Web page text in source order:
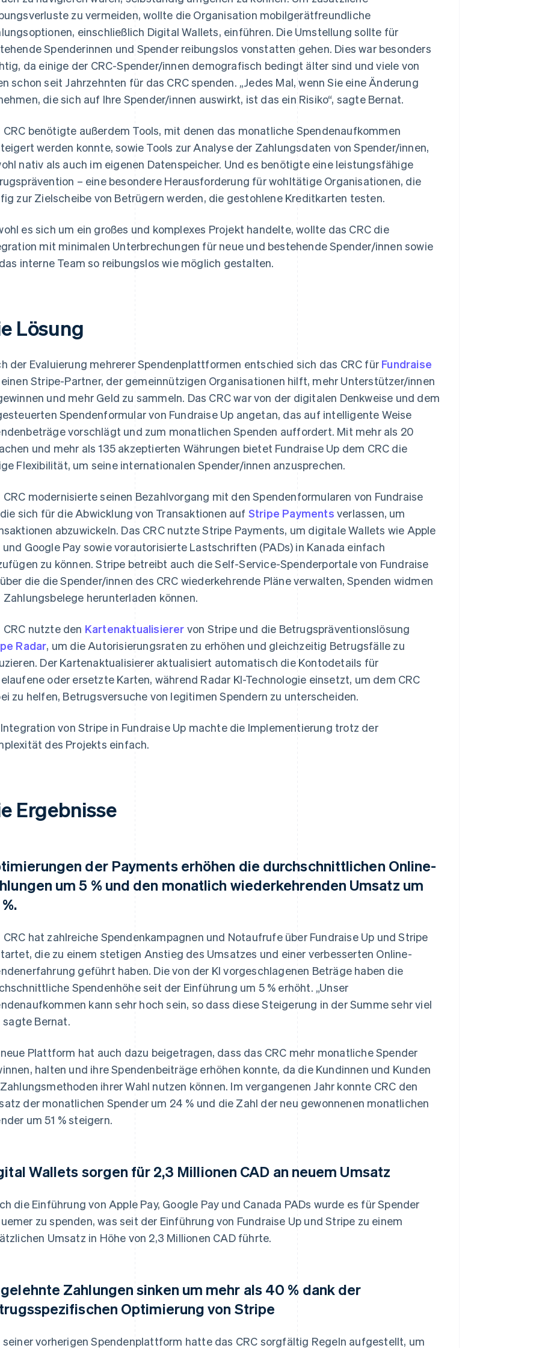
zu vermeiden, wollte die Organisation mobilgerätfreundliche
einschließlich Digital Wallets, einführen. Die Umstellung sollte für
Spenderinnen und Spender reibungslos vonstatten gehen. Dies war besonders
da einige der CRC-Spender/innen demografisch bedingt älter sind und viele von
schon seit Jahrzehnten für das CRC spenden. „Jedes Mal, wenn Sie eine Änderung
die sich auf Ihre Spender/innen auswirkt, ist das ein Risiko“, sagte Bernat.
CRC benötigte außerdem Tools, mit denen das monatliche Spendenaufkommen
werden konnte, sowie Tools zur Analyse der Zahlungsdaten von Spender/innen,
nativ als auch im eigenen Datenspeicher. Und es benötigte eine leistungsfähige
– eine besondere Herausforderung für wohltätige Organisationen, die
zur Zielscheibe von Betrügern werden, die gestohlene Kreditkarten testen.
es sich um ein großes und komplexes Projekt handelte, wollte das CRC die
mit minimalen Unterbrechungen für neue und bestehende Spender/innen sowie
interne Team so reibungslos wie möglich gestalten.
Lösung
der Evaluierung mehrerer Spendenplattformen entschied sich das CRC für Fundraise
Stripe-Partner, der gemeinnützigen Organisationen hilft, mehr Unterstützer/innen
und mehr Geld zu sammeln. Das CRC war von der digitalen Denkweise und dem
Spendenformular von Fundraise Up angetan, das auf intelligente Weise
vorschlägt und zum monatlichen Spenden auffordert. Mit mehr als 20
und mehr als 135 akzeptierten Währungen bietet Fundraise Up dem CRC die
Flexibilität, um seine internationalen Spender/innen anzusprechen.
CRC modernisierte seinen Bezahlvorgang mit den Spendenformularen von Fundraise
sich für die Abwicklung von Transaktionen auf Stripe Payments verlassen, um
abzuwickeln. Das CRC nutzte Stripe Payments, um digitale Wallets wie Apple
und Google Pay sowie vorautorisierte Lastschriften (PADs) in Kanada einfach
zu können. Stripe betreibt auch die Self-Service-Spenderportale von Fundraise
die die Spender/innen des CRC wiederkehrende Pläne verwalten, Spenden widmen
Zahlungsbelege herunterladen können.
CRC nutzte den Kartenaktualisierer von Stripe und die Betrugspräventionslösung
Radar, um die Autorisierungsraten zu erhöhen und gleichzeitig Betrugsfälle zu
Der Kartenaktualisierer aktualisiert automatisch die Kontodetails für
oder ersetzte Karten, während Radar KI-Technologie einsetzt, um dem CRC
zu helfen, Betrugsversuche von legitimen Spendern zu unterscheiden.
von Stripe in Fundraise Up machte die Implementierung trotz der
des Projekts einfach.
Ergebnisse
der Payments erhöhen die durchschnittlichen Online-
um 5 % und den monatlich wiederkehrenden Umsatz um
CRC hat zahlreiche Spendenkampagnen und Notaufrufe über Fundraise Up und Stripe
die zu einem stetigen Anstieg des Umsatzes und einer verbesserten Online-
geführt haben. Die von der KI vorgeschlagenen Beträge haben die
Spendenhöhe seit der Einführung um 5 % erhöht. „Unser
kann sehr hoch sein, so dass diese Steigerung in der Summe sehr viel
sagte Bernat.
Plattform hat auch dazu beigetragen, dass das CRC mehr monatliche Spender
halten und ihre Spendenbeiträge erhöhen konnte, da die Kundinnen und Kunden
ihrer Wahl nutzen können. Im vergangenen Jahr konnte CRC den
der monatlichen Spender um 24 % und die Zahl der neu gewonnenen monatlichen
um 51 % steigern.
Wallets sorgen für 2,3 Millionen CAD an neuem Umsatz
die Einführung von Apple Pay, Google Pay und Canada PADs wurde es für Spender
zu spenden, was seit der Einführung von Fundraise Up und Stripe zu einem
Umsatz in Höhe von 2,3 Millionen CAD führte.
Zahlungen sinken um mehr als 40 % dank der
Optimierung von Stripe
vorherigen Spendenplattform hatte das CRC sorgfältig Regeln aufgestellt, um